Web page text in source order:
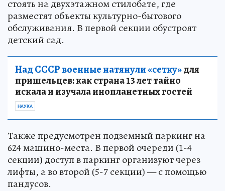
стоять на двухэтажном стилобате, где
разместят объекты культурно-бытового
обслуживания. В первой секции обустроят
детский сад.
Над СССР военные натянули «сетку»для
пришельцев: как страна 13 лет тайно
искала и изучала инопланетных гостей
НАУКА
Также предусмотрен подземный паркинг на
624 машино-места. В первой очереди (1-4
секции) доступ в паркинг организуют через
лифты, а во второй (5-7 секции) — с помощью
пандусов.